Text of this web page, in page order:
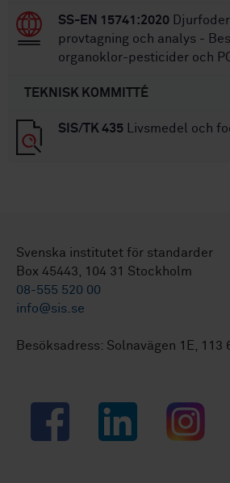
SS-EN 15741:2020
provtagning och analys -
organoklor-pesticider och
TEKNISK KOMMITTÉ
SIS/TK 435 Livsmedel och
Svenska institutet för standarder
Box 45443, 104 31 Stockholm
08-555 520 00
info@sis.se
Besöksadress: Solnavägen 1E, 113
Facebook LinkedIn Instagram